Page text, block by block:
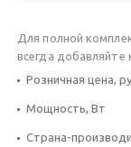
Для полной
всегда добавляйте
Розничная цена,
Мощность, Вт
Страна-